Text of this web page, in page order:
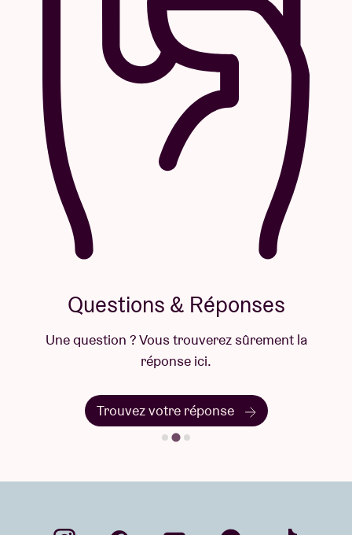
Questions & Réponses
Une question ? Vous trouverez sûrement la
réponse ici.
Trouvez votre réponse